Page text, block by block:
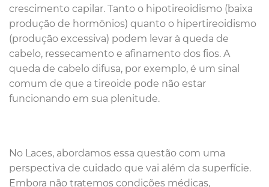
crescimento capilar. Tanto o hipotireoidismo (baixa
produção de hormônios) quanto o hipertireoidismo
(produção excessiva) podem levar à queda de
cabelo, ressecamento e afinamento dos fios. A
queda de cabelo difusa, por exemplo, é um sinal
comum de que a tireoide pode não estar
funcionando em sua plenitude.
No Laces, abordamos essa questão com uma
perspectiva de cuidado que vai além da superfície.
Embora não tratemos condições médicas,